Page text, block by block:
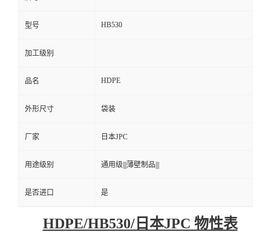
型号 HB530
加工级别
品名 HDPE
外形尺寸 袋装
厂家 日本JPC
用途级别 通用级|||薄壁制品|||
是否进口 是
HDPE/HB530/日本JPC 物性表